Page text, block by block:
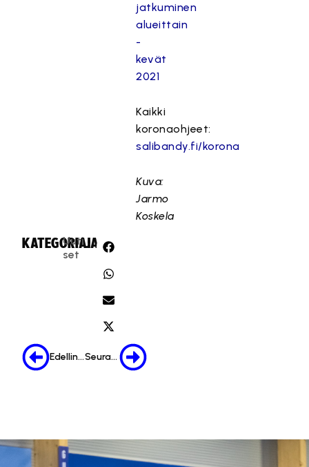
jatkuminen
alueittain
-
kevät
2021
Kaikki
koronaohjeet:
salibandy.fi/korona
Kuva:
Jarmo
Koskela
KATEGORIA:
Uuti
set
JAA:
Edellinen Seuraava